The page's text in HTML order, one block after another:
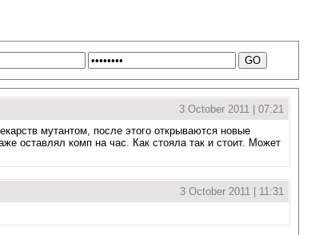
3 October 2011 | 07:21
мутантом, после этого открываются новые
оставлял комп на час. Как стояла так и стоит. Может
3 October 2011 | 11:31